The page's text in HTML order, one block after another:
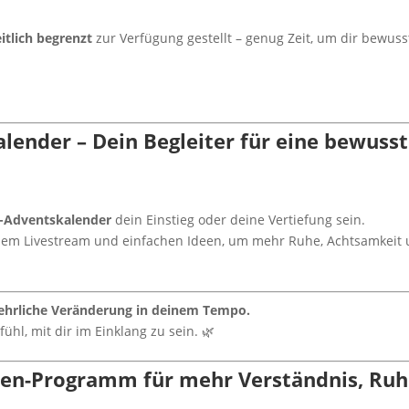
begrenzt zur Verfügung gestellt – genug Zeit, um dir
– Dein Begleiter für eine
Adventskalender dein Einstieg oder deine Vertiefung sein.
Livestream und einfachen Ideen, um mehr Ruhe, Achtsamkeit
Veränderung in deinem Tempo.
mit dir im Einklang zu sein. 🌿
Programm für mehr Verständnis,